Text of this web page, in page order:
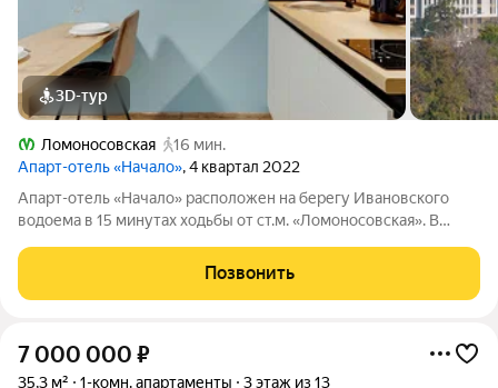
3D-тур
Ломоносовская
16 мин.
Апарт-отель «Начало», 4 квартал 2022
Апарт-отель «Начало» расположен на берегу Ивановского
водоема в 15 минутах ходьбы от ст.м. «Ломоносовская». В
ими, как считаете нужным: заселиться в них, сдавать в аренду
самому или с помощью
Позвонить
7 000 000 ₽
35,3 м² 1-комн. апартаменты 3 этаж из 13